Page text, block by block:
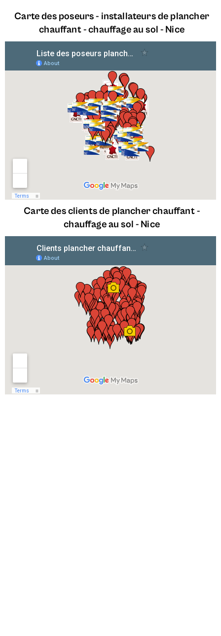
Carte des poseurs - installateurs de plancher
chauffant - chauffage au sol - Nice
Carte des clients de plancher chauffant -
chauffage au sol - Nice